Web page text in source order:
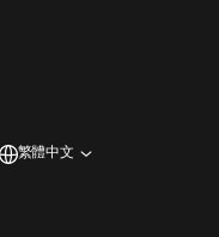
繁體中文